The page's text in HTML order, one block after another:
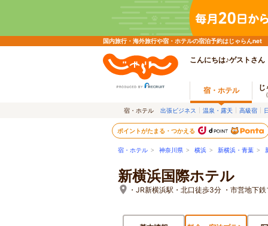
国内旅行・海外旅行や宿・ホテルの宿泊予約はじゃらんnet
こんにちは♪ゲストさん
宿・ホテル じ
宿・ホテル 出張ビジネス 温泉・露天 高級宿
ポイントがたまる・つかえる
宿・ホテル > 神奈川県 > 横浜 > 新横浜・青葉 >
新横浜国際ホテル
・JR新横浜駅・北口徒歩3分 ・市営地下